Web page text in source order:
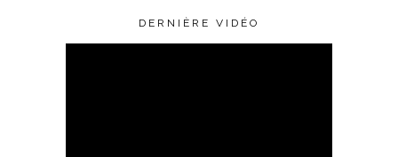
DERNIÈRE VIDÉO